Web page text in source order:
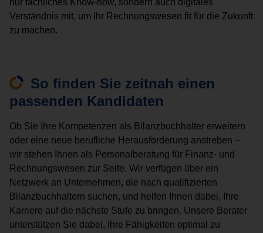
nur fachliches Know-how, sondern auch digitales
Verständnis mit, um Ihr Rechnungswesen fit für die Zukunft
zu machen.
So finden Sie zeitnah einen
passenden Kandidaten
Ob Sie Ihre Kompetenzen als Bilanzbuchhalter erweitern
oder eine neue berufliche Herausforderung anstreben –
wir stehen Ihnen als Personalberatung für Finanz- und
Rechnungswesen zur Seite. Wir verfügen über ein
Netzwerk an Unternehmen, die nach qualifizierten
Bilanzbuchhaltern suchen, und helfen Ihnen dabei, Ihre
Karriere auf die nächste Stufe zu bringen. Unsere Berater
unterstützen Sie dabei, Ihre Fähigkeiten optimal zu